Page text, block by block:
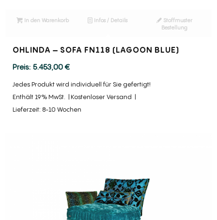
In den Warenkorb Infos / Details
Stoffmuster
Bestellung
OHLINDA – SOFA FN118 (LAGOON BLUE)
5.453,00€
Jedes Produkt wird individuell für Sie gefertigt!
Enthält 19% MwSt.
Kostenloser Versand
Lieferzeit: 8-10 Wochen